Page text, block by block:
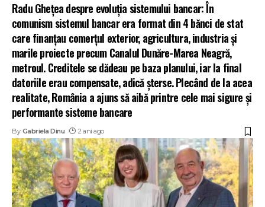
Radu Ghețea despre evoluția sistemului bancar: În
comunism sistemul bancar era format din 4 bănci de stat
care finanțau comerțul exterior, agricultura, industria și
marile proiecte precum Canalul Dunăre-Marea Neagră,
metroul. Creditele se dădeau pe baza planului, iar la final
datoriile erau compensate, adică șterse. Plecând de la acea
realitate, România a ajuns să aibă printre cele mai sigure și
performante sisteme bancare
By Gabriela Dinu 2 ani ago